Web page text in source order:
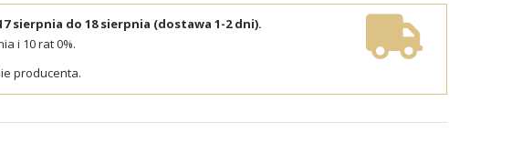
sierpnia do 18 sierpnia (dostawa 1-2 dni).
i 10 rat 0%.
producenta.